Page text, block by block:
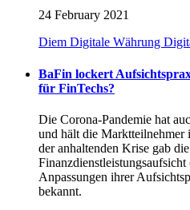
24 February 2021
Diem Digitale Währung
BaFin lockert
für FinTechs?
Die Corona-Pandemie hat
und hält die
der anhaltenden Krise gab
Anpassungen ihrer
bekannt.